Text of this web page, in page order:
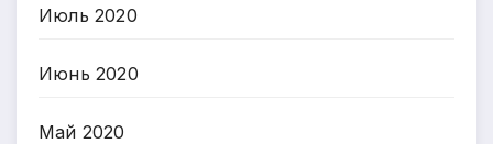
Июль 2020
Июнь 2020
Май 2020